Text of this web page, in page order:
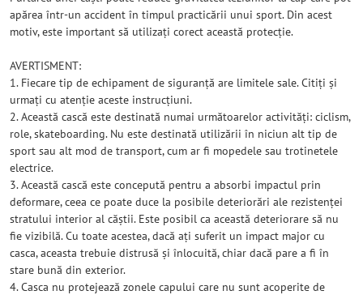
apărea într-un accident în timpul practicării unui sport. Din acest
motiv, este important să utilizați corect această protecție.
AVERTISMENT:
1. Fiecare tip de echipament de siguranță are limitele sale. Citiți și
urmați cu atenție aceste instrucțiuni.
2. Această cască este destinată numai următoarelor activități: ciclism,
role, skateboarding. Nu este destinată utilizării în niciun alt tip de
sport sau alt mod de transport, cum ar fi mopedele sau trotinetele
electrice.
3. Această cască este concepută pentru a absorbi impactul prin
deformare, ceea ce poate duce la posibile deteriorări ale rezistenței
stratului interior al căștii. Este posibil ca această deteriorare să nu
fie vizibilă. Cu toate acestea, dacă ați suferit un impact major cu
casca, aceasta trebuie distrusă și înlocuită, chiar dacă pare a fi în
stare bună din exterior.
4. Casca nu protejează zonele capului care nu sunt acoperite de